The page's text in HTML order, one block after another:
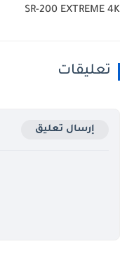
SR-200 EXTREME 4K‏
تعليقات
إرسال تعليق